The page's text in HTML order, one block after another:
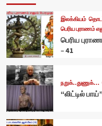
இலக்கியம்
பெரிய புராணம்
பெரிய
– 41
நறுக்..துணுக்...
“லிட்டில்